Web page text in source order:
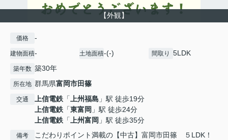
【外観】
価格 -
建物面積- 土地面積-(-) 間取り 5LDK
築年数 築30年
所在地 群馬県富岡市田篠
交通 上信電鉄 「 上州福島 」駅 徒歩19分
上信電鉄 「東富岡 」駅 徒歩24分
上信電鉄 「 上州富岡 」駅 徒歩35分
備考
こだわりポイント満載の【中古】富岡市田篠 ５LDK！